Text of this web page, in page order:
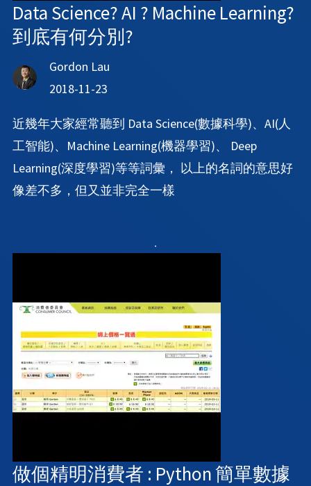
Data Science? AI ? Machine Learning?
到底有何分別?
Gordon Lau
2018-11-23
近幾年大家經常聽到 Data Science(數據科學)、AI(人
工智能)、Machine Learning(機器學習)、 Deep
Learning(深度學習)等等詞彙， 以上的名詞的意思好
像差不多，但又並非完全一樣
做個精明消費者 : Python 簡單數據